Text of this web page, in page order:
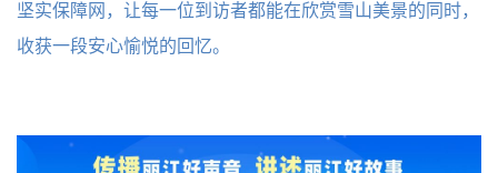
坚实保障网，让每一位到访者都能在欣赏雪山美景的同时，
收获一段安心愉悦的回忆。